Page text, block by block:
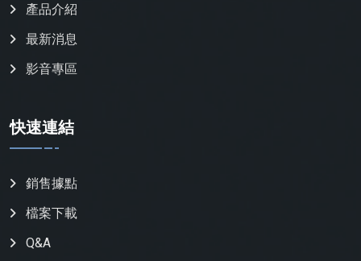
產品介紹
最新消息
影音專區
快速連結
銷售據點
檔案下載
Q&A